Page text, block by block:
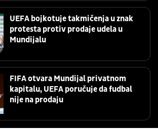
UEFA bojkotuje takmičenja u znak
protesta protiv prodaje udela u
Mundijalu
FIFA otvara Mundijal privatnom
kapitalu, UEFA poručuje da fudbal
nije na prodaju